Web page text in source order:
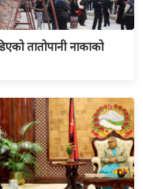
तातोपानी नाकाको